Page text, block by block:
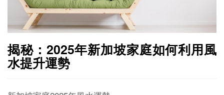
揭秘：2025年新加坡家庭如何利用風
水提升運勢